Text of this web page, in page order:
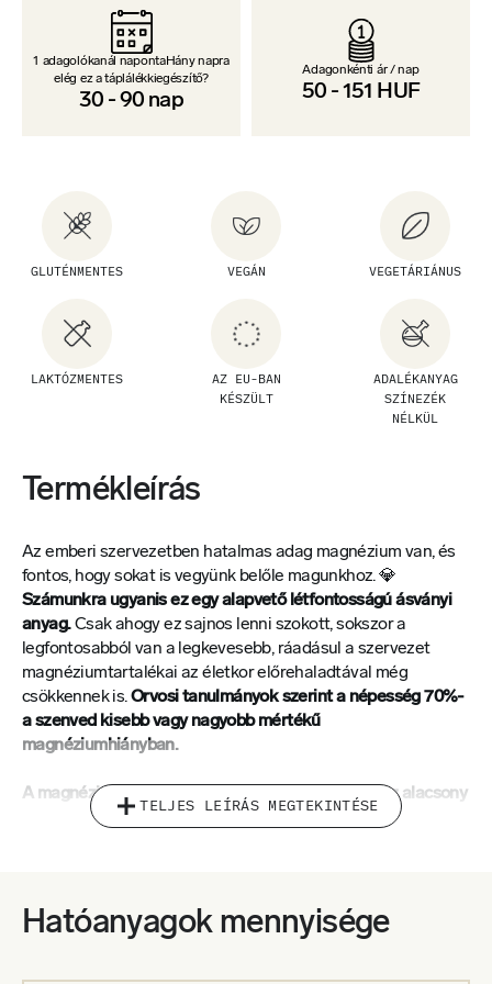
1 adagolókanál napontaHány napra
elég ez a táplálékkiegészítő?
90
-
30 nap
Adagonkénti ár / nap
50 - 151 HUF
GLUTÉNMENTES VEGÁN VEGETÁRIÁNUS
LAKTÓZMENTES
AZ EU-BAN
KÉSZÜLT
ADALÉKANYAG
SZÍNEZÉK
NÉLKÜL
Termékleírás
Az emberi szervezetben hatalmas adag magnézium van, és
fontos, hogy sokat is vegyünk belőle magunkhoz. 💎
Számunkra ugyanis ez egy alapvető létfontosságú ásványi
anyag.Csak ahogy ez sajnos lenni szokott, sokszor a
legfontosabból van a legkevesebb, ráadásul a szervezet
magnéziumtartalékai az életkor előrehaladtával még
csökkennek is.Orvosi tanulmányok szerint a népesség 70%-
a szenved kisebb vagy nagyobb mértékű
magnéziumhiányban.
A magnéziumhiány gyakori tünetei közé tartozik az alacsony
energiaszint, a rossz minőségű alvás, az izomgörcsök, az
a depresszió vagy a krónikus fáradtság szindróma.
TELJES LEÍRÁS MEGTEKINTÉSE
Hatóanyagok mennyisége